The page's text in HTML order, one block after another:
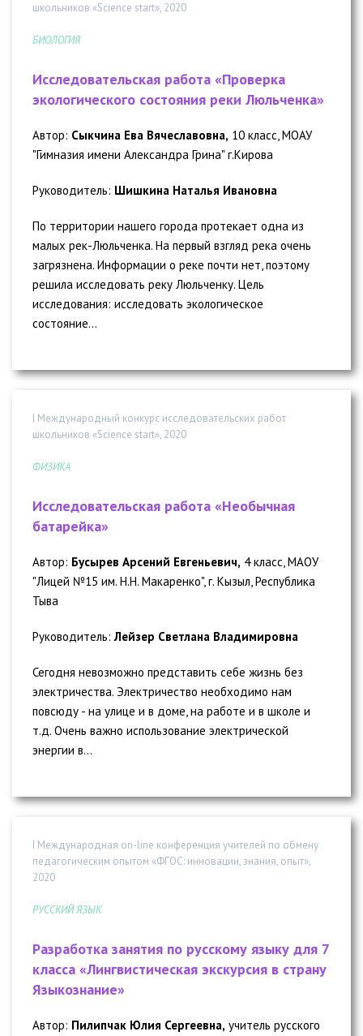
школьников «Science start», 2020
БИОЛОГИЯ
Исследовательская работа «Проверка
экологического состояния реки Люльченка»
Автор: Сыкчина Ева Вячеславовна, 10 класс, МОАУ
"Гимназия имени Александра Грина" г.Кирова
Руководитель: Шишкина Наталья Ивановна
По территории нашего города протекает одна из
малых рек-Люльченка. На первый взгляд река очень
загрязнена. Информации о реке почти нет, поэтому
решила исследовать реку Люльченку. Цель
исследования: исследовать экологическое
состояние...
I Международный конкурс исследовательских работ
школьников «Science start», 2020
ФИЗИКА
Исследовательская работа «Необычная
батарейка»
Автор: Бусырев Арсений Евгеньевич, 4 класс, МАОУ
"Лицей №15 им. Н.Н. Макаренко", г. Кызыл, Республика
Тыва
Руководитель: Лейзер Светлана Владимировна
Сегодня невозможно представить себе жизнь без
электричества. Электричество необходимо нам
повсюду - на улице и в доме, на работе и в школе и
т.д. Очень важно использование электрической
энергии в...
I Международная on-line конференция учителей по обмену
педагогическим опытом «ФГОС: инновации, знания, опыт»,
2020
РУССКИЙ ЯЗЫК
Разработка занятия по русскому языку для 7
класса «Лингвистическая экскурсия в страну
Языкознание»
Автор: Пилипчак Юлия Сергеевна, учитель русского